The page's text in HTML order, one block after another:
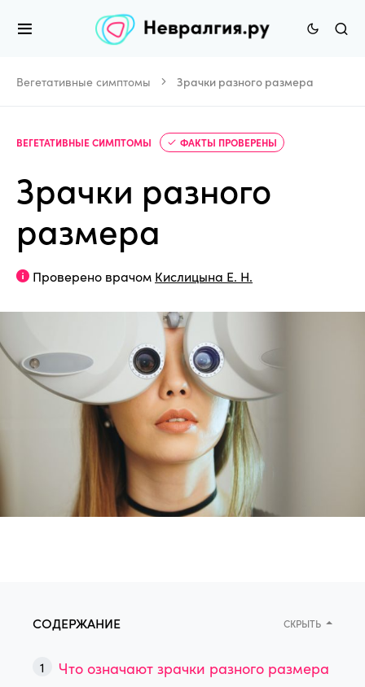
Вегетативные симптомы Зрачки разного размера
ВЕГЕТАТИВНЫЕ СИМПТОМЫ ФАКТЫ ПРОВЕРЕНЫ
Зрачки разного
размера
Проверено врачом Кислицына Е. Н.
СОДЕРЖАНИЕ СКРЫТЬ
Что означают зрачки разного размера